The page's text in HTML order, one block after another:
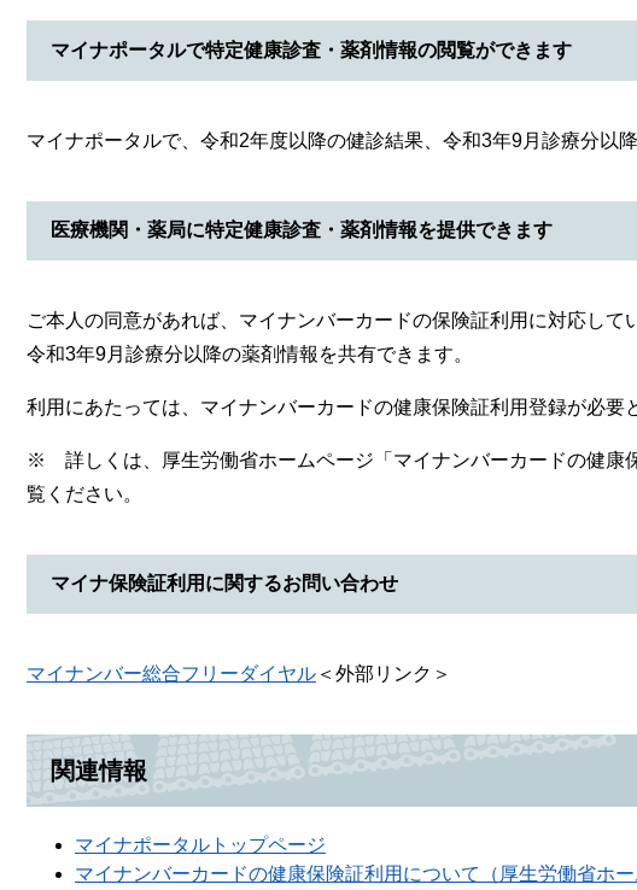
マイナポータルで特定健康診査・薬剤情報の閲覧ができます
マイナポータルで、令和2年度以降の健診結果、令和3年9月診療分以
医療機関・薬局に特定健康診査・薬剤情報を提供できます
ご本人の同意があれば、マイナンバーカードの保険証利用に対応し
令和3年9月診療分以降の薬剤情報を共有できます。
利用にあたっては、マイナンバーカードの健康保険証利用登録が必要
※ 詳しくは、厚生労働省ホームページ「マイナンバーカードの健康
覧ください。
マイナ保険証利用に関するお問い合わせ
マイナンバー総合フリーダイヤル ＜外部リンク＞
関連情報
マイナポータルトップページ
マイナンバーカードの健康保険証利用について（厚生労働省ホー